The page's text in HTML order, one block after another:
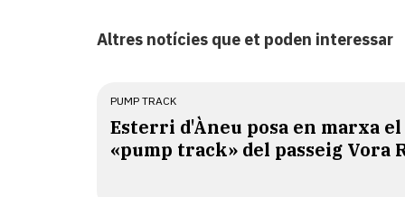
Altres notícies que et poden interessar
PUMP TRACK
Esterri d'Àneu posa en marxa
«pump track» del passeig Vora